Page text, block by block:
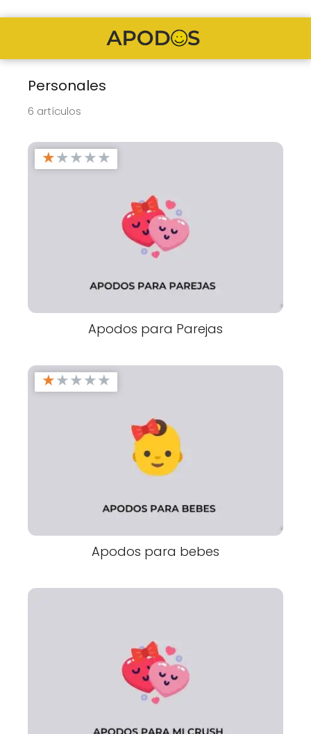
Personales
6 artículos
★★★★★
Apodos para Parejas
★★★★★
Apodos para bebes